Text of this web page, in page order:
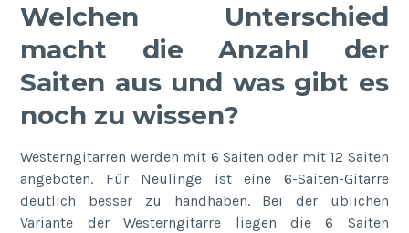
Welchen Unterschied
macht die Anzahl der
Saiten aus und was gibt es
noch zu wissen?
Westerngitarren werden mit 6 Saiten oder mit 12 Saiten
angeboten. Für Neulinge ist eine 6-Saiten-Gitarre
deutlich besser zu handhaben. Bei der üblichen
Variante der Westerngitarre liegen die 6 Saiten